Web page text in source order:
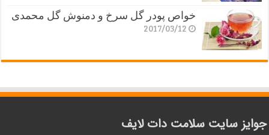
خواص پودر گل سرخ و دمنوش گل محمدی
2017/03/12
جوایز سایت سلامت دات لایف